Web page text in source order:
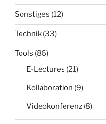
Sonstiges (12)
Technik (33)
Tools (86)
E-Lectures (21)
Kollaboration (9)
Videokonferenz (8)